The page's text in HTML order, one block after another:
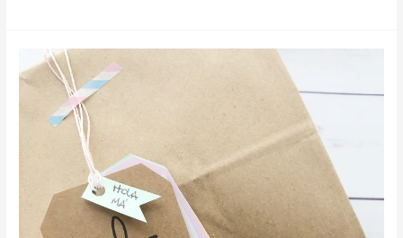
Nueva
idea
especial
de
Madre